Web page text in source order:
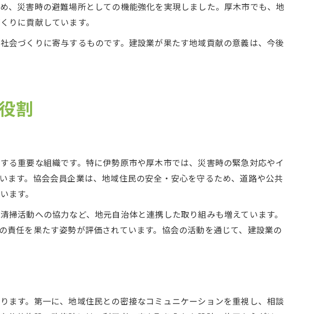
災害時の避難場所としての機能強化を実現しました。厚木市でも、地
に貢献しています。
づくりに寄与するものです。建設業が果たす地域貢献の意義は、今後
割
重要な組織です。特に伊勢原市や厚木市では、災害時の緊急対応やイ
す。協会会員企業は、地域住民の安全・安心を守るため、道路や公共
ます。
活動への協力など、地元自治体と連携した取り組みも増えています。
任を果たす姿勢が評価されています。協会の活動を通じて、建設業の
す。第一に、地域住民との密接なコミュニケーションを重視し、相談